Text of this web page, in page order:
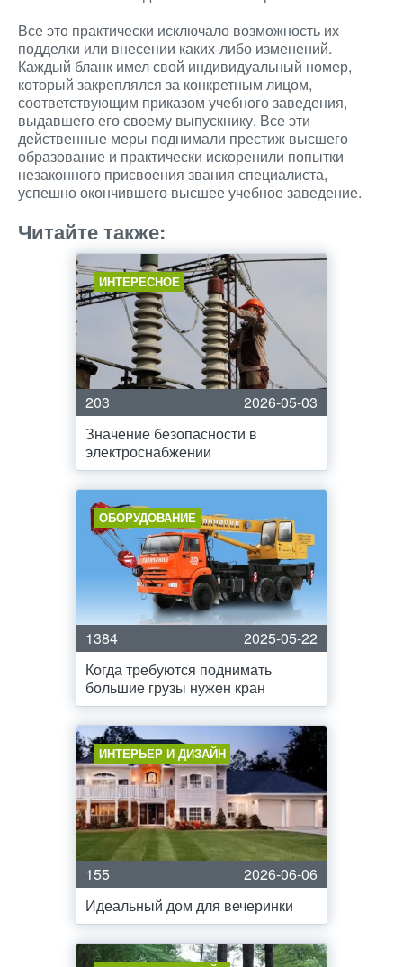
Все это практически исключало возможность их
подделки или внесении каких-либо изменений.
Каждый бланк имел свой индивидуальный номер,
который закреплялся за конкретным лицом,
соответствующим приказом учебного заведения,
выдавшего его своему выпускнику. Все эти
действенные меры поднимали престиж высшего
образование и практически искоренили попытки
незаконного присвоения звания специалиста,
успешно окончившего высшее учебное заведение.
Читайте также:
ИНТЕРЕСНОЕ
203
2026-05-03
Значение безопасности в
электроснабжении
ОБОРУДОВАНИЕ
1384
2025-05-22
Когда требуются поднимать
большие грузы нужен кран
ИНТЕРЬЕР И ДИЗАЙН
155
2026-06-06
Идеальный дом для вечеринки